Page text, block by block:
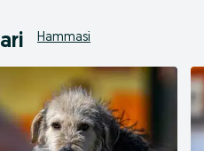
Hammasi